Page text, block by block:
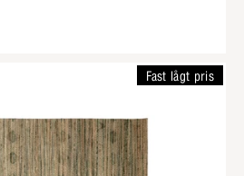
Fast lågt pris